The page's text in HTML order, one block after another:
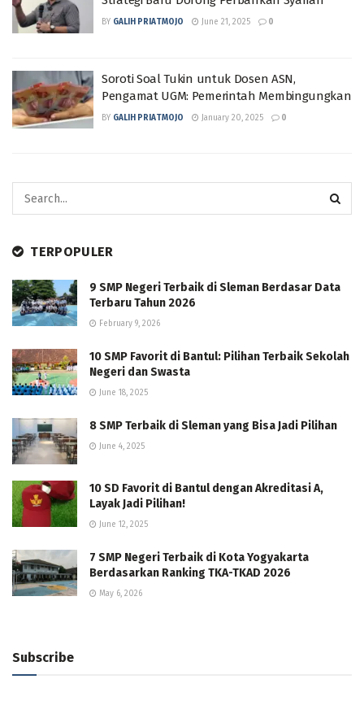
BY GALIH PRIATMOJO June 21, 2025 0
Soroti Soal Tukin untuk Dosen ASN,
Pengamat UGM: Pemerintah Membingungkan
BY GALIH PRIATMOJO January 20, 2025 0
TERPOPULER
9 SMP Negeri Terbaik di Sleman Berdasar Data
Terbaru Tahun 2026
February 9, 2026
10 SMP Favorit di Bantul: Pilihan Terbaik Sekolah
Negeri dan Swasta
June 18, 2025
8 SMP Terbaik di Sleman yang Bisa Jadi Pilihan
June 4, 2025
10 SD Favorit di Bantul dengan Akreditasi A,
Layak Jadi Pilihan!
June 12, 2025
7 SMP Negeri Terbaik di Kota Yogyakarta
Berdasarkan Ranking TKA-TKAD 2026
May 6, 2026
Subscribe